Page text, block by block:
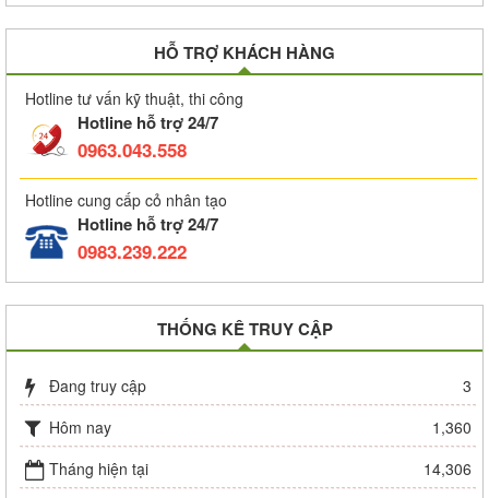
HỖ TRỢ KHÁCH HÀNG
Hotline tư vấn kỹ thuật, thi công
Hotline hỗ trợ 24/7
0963.043.558
Hotline cung cấp cỏ nhân tạo
Hotline hỗ trợ 24/7
0983.239.222
THỐNG KÊ TRUY CẬP
Đang truy cập
3
Hôm nay
1,360
Tháng hiện tại
14,306